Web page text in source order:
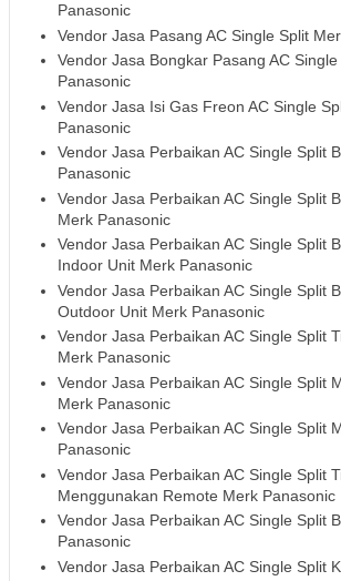
Panasonic
Vendor Jasa Pasang AC Single Split
Vendor Jasa Bongkar Pasang AC
Panasonic
Vendor Jasa Isi Gas Freon AC Single
Panasonic
Vendor Jasa Perbaikan AC Single Split
Panasonic
Vendor Jasa Perbaikan AC Single Split
Merk Panasonic
Vendor Jasa Perbaikan AC Single Split
Indoor Unit Merk Panasonic
Vendor Jasa Perbaikan AC Single Split
Outdoor Unit Merk Panasonic
Vendor Jasa Perbaikan AC Single Split
Merk Panasonic
Vendor Jasa Perbaikan AC Single Split
Merk Panasonic
Vendor Jasa Perbaikan AC Single Split
Panasonic
Vendor Jasa Perbaikan AC Single Split
Menggunakan Remote Merk Panasonic
Vendor Jasa Perbaikan AC Single Split
Panasonic
Vendor Jasa Perbaikan AC Single Split